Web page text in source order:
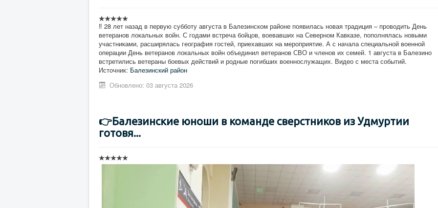
‼ 28 лет назад в первую субботу августа в Балезинском районе появилась новая традиция – проводить День
ветеранов локальных войн. С годами встреча бойцов, воевавших на Северном Кавказе, пополнялась новыми
участниками, расширялась география гостей, приехавших на мероприятие. А с начала специальной военной
операции День ветеранов локальных войн объединил ветеранов СВО и членов их семей. 1 августа в Балезино
встретились ветераны боевых действий и родные погибших военнослужащих. Видео с места событий.
Источник: Балезинский район
Обновлено: 03 августа 2026
👉Балезинские юноши в команде сверстников из Удмуртии
готовя...